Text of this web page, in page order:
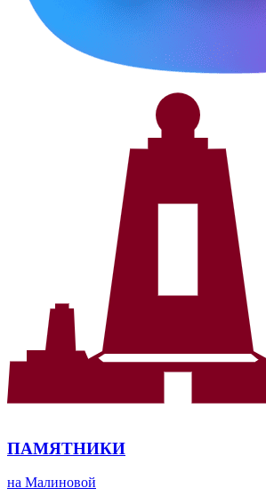
ПАМЯТНИКИ
на Малиновой